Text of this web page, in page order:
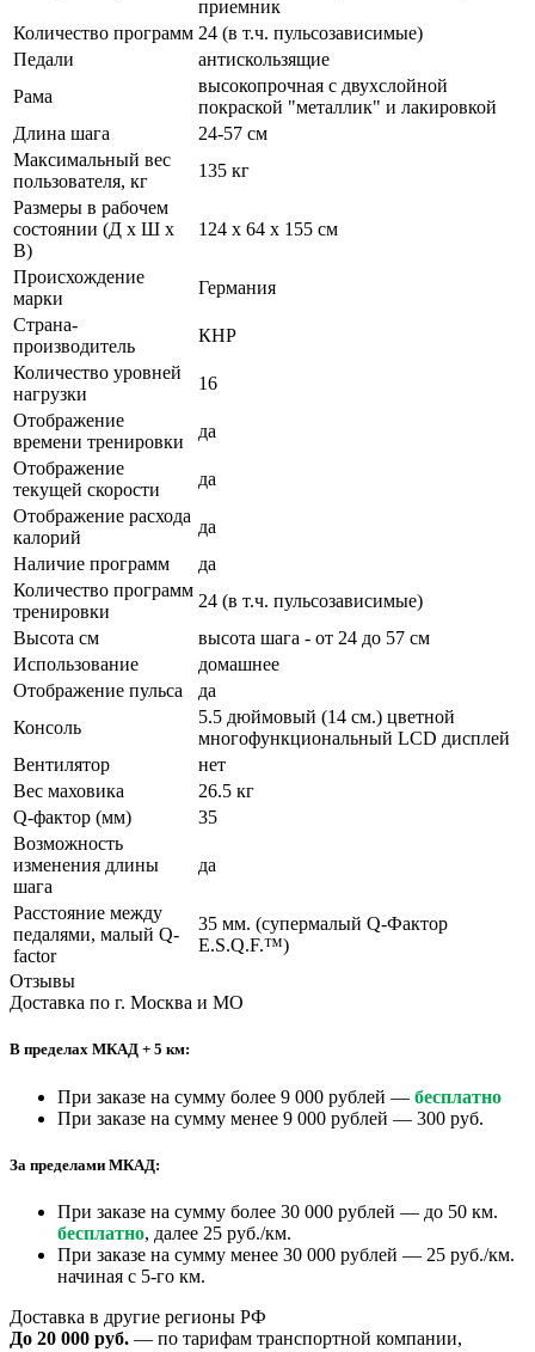
приемник
Количество программ 24 (в т.ч. пульсозависимые)
Педали
антискользящие
Рама
высокопрочная с двухслойной
покраской "металлик" и лакировкой
Длина шага
24-57 см
Максимальный вес
пользователя, кг
135 кг
Размеры в рабочем
состоянии (Д х Ш х
В)
124 х 64 х 155 см
Происхождение
марки
Германия
Страна-
производитель
КНР
Количество уровней
нагрузки
16
Отображение
времени тренировки
да
Отображение
текущей скорости
да
Отображение расхода
калорий
да
Наличие программ
да
Количество программ
тренировки
24 (в т.ч. пульсозависимые)
Высота см
высота шага - от 24 до 57 см
Использование
домашнее
Отображение пульса
да
Консоль
5.5 дюймовый (14 см.) цветной
многофункциональный LCD дисплей
Вентилятор
нет
Вес маховика
26.5 кг
Q-фактор (мм)
35
Возможность
изменения длины
шага
да
Расстояние между
педалями, малый Q-
factor
35 мм. (супермалый Q-Фактор
E.S.Q.F.™)
Отзывы
Доставка по г. Москва и МО
В пределах МКАД + 5 км:
При заказе на сумму более 9 000 рублей — бесплатно
При заказе на сумму менее 9 000 рублей — 300 руб.
За пределами МКАД:
При заказе на сумму более 30 000 рублей — до 50 км.
бесплатно, далее 25 руб./км.
При заказе на сумму менее 30 000 рублей — 25 руб./км.
начиная с 5-го км.
Доставка в другие регионы РФ
До 20 000 руб. — по тарифам транспортной компании,